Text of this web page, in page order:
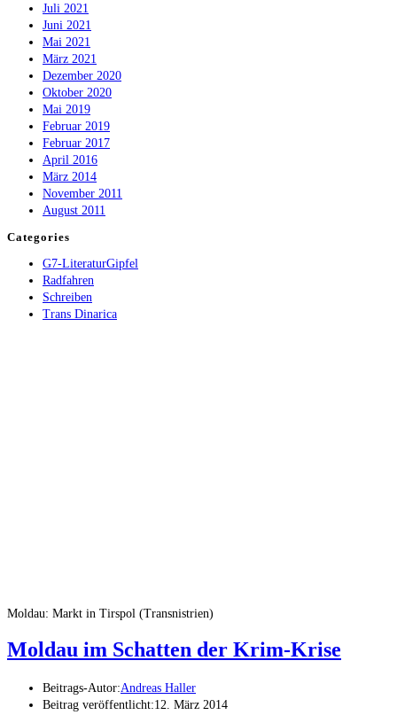
Juli 2021
Juni 2021
Mai 2021
März 2021
Dezember 2020
Oktober 2020
Mai 2019
Februar 2019
Februar 2017
April 2016
März 2014
November 2011
August 2011
Categories
G7-LiteraturGipfel
Radfahren
Schreiben
Trans Dinarica
Moldau: Markt in Tirspol (Transnistrien)
Moldau im Schatten der Krim-Krise
Beitrags-Autor:Andreas Haller
Beitrag veröffentlicht:12. März 2014